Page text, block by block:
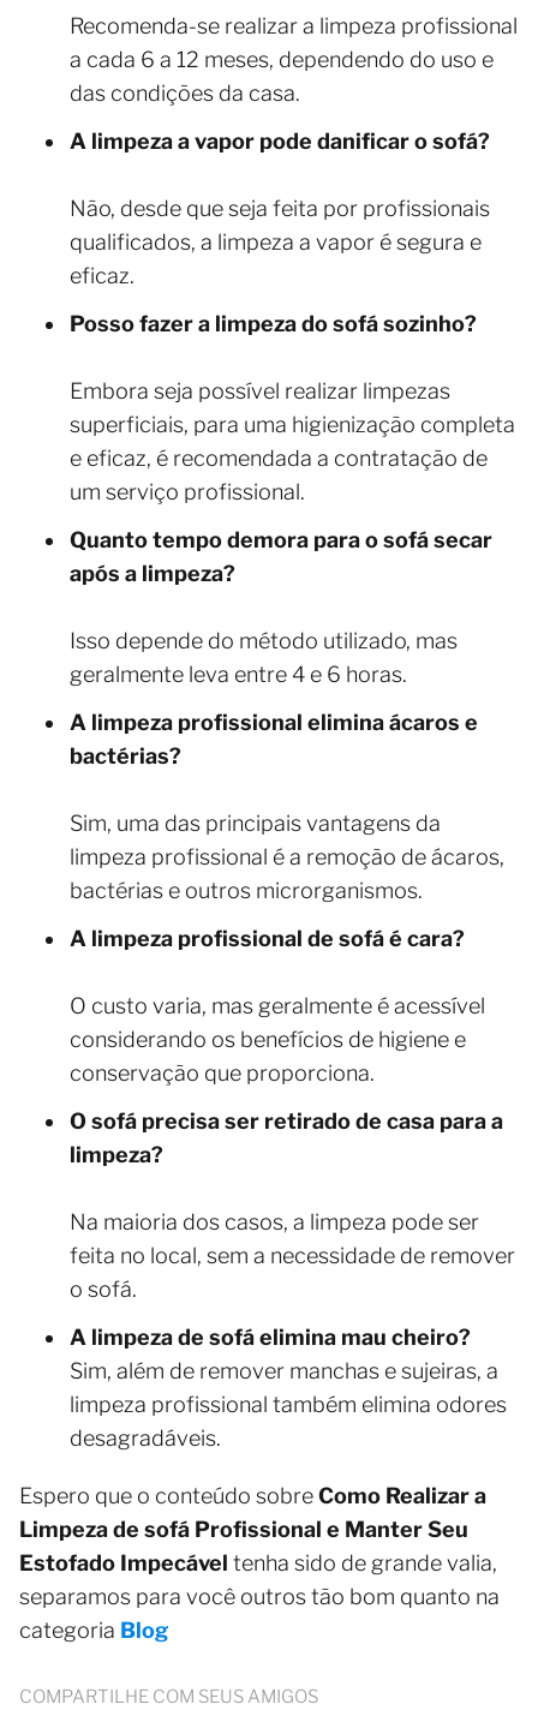
Recomenda-se realizar a limpeza profissional
a cada 6 a 12 meses, dependendo do uso e
das condições da casa.
A limpeza a vapor pode danificar o sofá?
Não, desde que seja feita por profissionais
qualificados, a limpeza a vapor é segura e
eficaz.
Posso fazer a limpeza do sofá sozinho?
Embora seja possível realizar limpezas
superficiais, para uma higienização completa
e eficaz, é recomendada a contratação de
um serviço profissional.
Quanto tempo demora para o sofá secar
após a limpeza?
Isso depende do método utilizado, mas
geralmente leva entre 4 e 6 horas.
A limpeza profissional elimina ácaros e
bactérias?
Sim, uma das principais vantagens da
limpeza profissional é a remoção de ácaros,
bactérias e outros microrganismos.
A limpeza profissional de sofá é cara?
O custo varia, mas geralmente é acessível
considerando os benefícios de higiene e
conservação que proporciona.
O sofá precisa ser retirado de casa para a
limpeza?
Na maioria dos casos, a limpeza pode ser
feita no local, sem a necessidade de remover
o sofá.
A limpeza de sofá elimina mau cheiro?
Sim, além de remover manchas e sujeiras, a
limpeza profissional também elimina odores
desagradáveis.
Espero que o conteúdo sobreComo Realizar a
Limpeza de sofá Profissional e Manter Seu
Estofado Impecável tenha sido de grande valia,
separamos para você outros tão bom quanto na
categoria Blog
COMPARTILHE COM SEUS AMIGOS